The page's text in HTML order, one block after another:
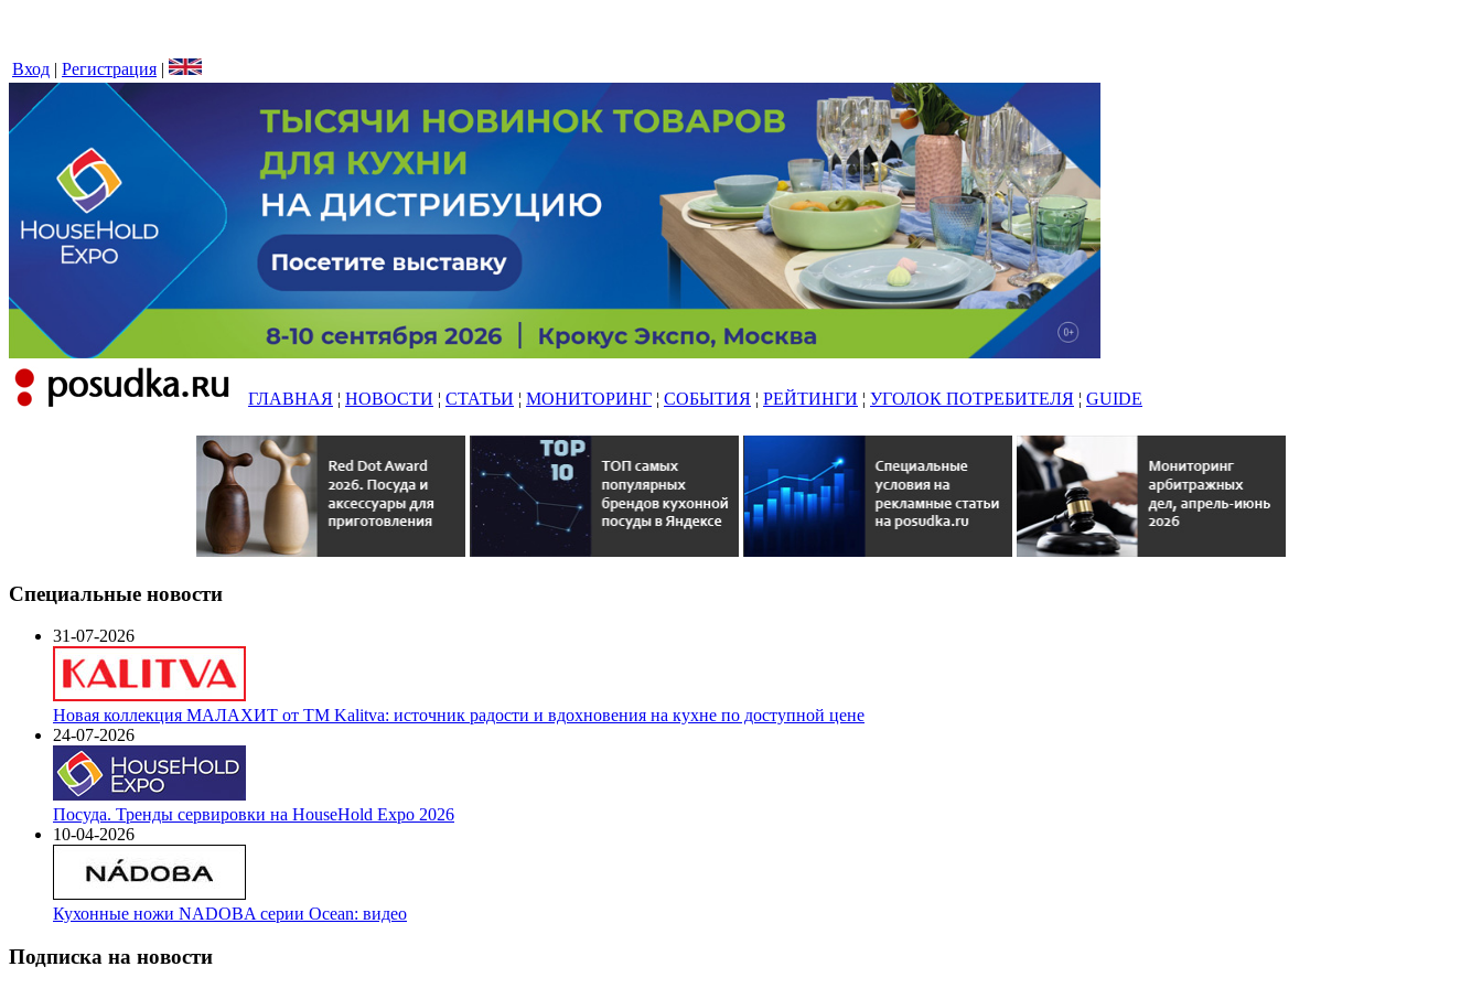
Вход | Регистрация |
ГЛАВНАЯ ¦ НОВОСТИ ¦ СТАТЬИ ¦ МОНИТОРИНГ ¦ СОБЫТИЯ ¦ РЕЙТИНГИ ¦ УГОЛОК ПОТРЕБИТЕЛЯ ¦ GUIDE
Специальные новости
31-07-2026
Новая коллекция МАЛАХИТ от ТМ Kalitva: источник радости и вдохновения на кухне по доступной цене
24-07-2026
Посуда. Тренды сервировки на HouseHold Expo 2026
10-04-2026
Кухонные ножи NADOBA серии Ocean: видео
Подписка на новости